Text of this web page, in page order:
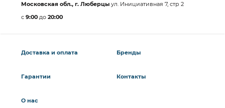
Московская обл., г. Люберцы ул. Инициативная 7, стр 2
с 9:00 до 20:00
Доставка и оплата
Гарантии
О нас
Бренды
Контакты